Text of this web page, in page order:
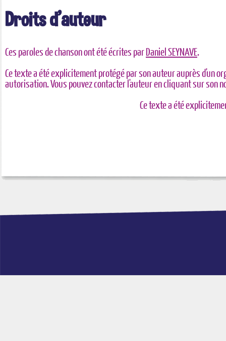
Droits d'auteur
Ces paroles de chanson ont été écrites par Daniel SEYNAVE.
Ce texte a été explicitement protégé par son auteur auprès d'un
autorisation. Vous pouvez contacter l'auteur en cliquant sur son
Ce texte a été